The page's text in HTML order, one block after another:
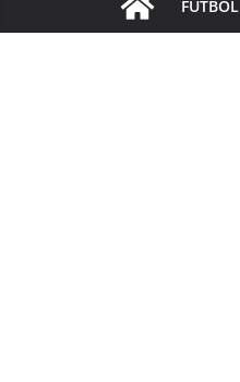
FÚTBOL